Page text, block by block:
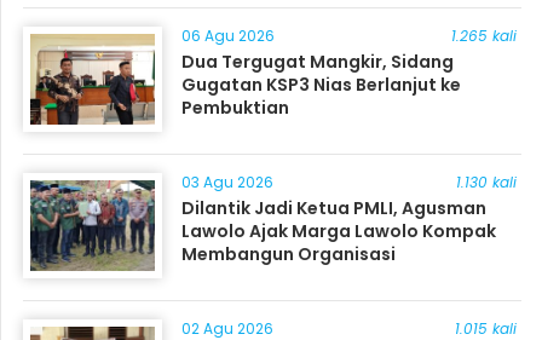
06 Agu 2026 1.265 kali
Dua Tergugat Mangkir, Sidang
Gugatan KSP3 Nias Berlanjut ke
Pembuktian
03 Agu 2026 1.130 kali
Dilantik Jadi Ketua PMLI, Agusman
Lawolo Ajak Marga Lawolo Kompak
Membangun Organisasi
02 Agu 2026 1.015 kali